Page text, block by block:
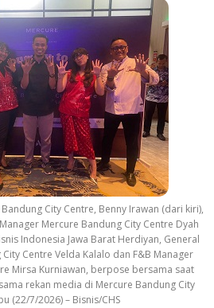
City Centre, Benny Irawan (dari kiri),
Mercure Bandung City Centre Dyah
Indonesia Jawa Barat Herdiyan, General
Centre Velda Kalalo dan F&B Manager
Mirsa Kurniawan, berpose bersama saat
rekan media di Mercure Bandung City
(22/7/2026) – Bisnis/CHS